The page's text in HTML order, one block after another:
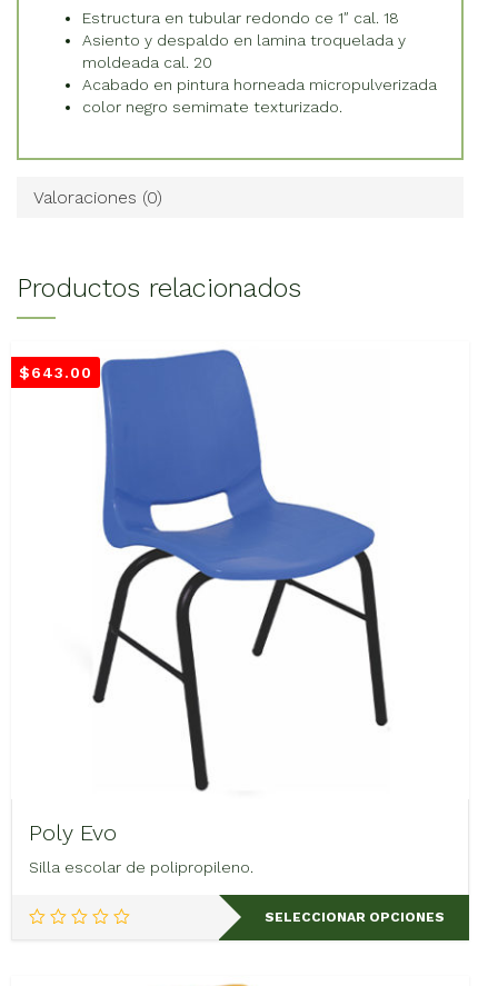
Estructura en tubular redondo ce 1″ cal. 18
Asiento y despaldo en lamina troquelada y
moldeada cal. 20
Acabado en pintura horneada micropulverizada
color negro semimate texturizado.
Valoraciones (0)
Productos relacionados
$643.00
Poly Evo
Silla escolar de polipropileno.
SELECCIONAR OPCIONES
Este
producto